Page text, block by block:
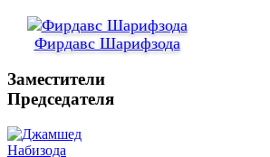
Фирдавс Шарифзода
Заместители
Председателя